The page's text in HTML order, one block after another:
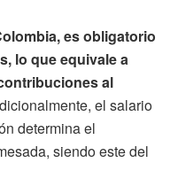
es obligatorio
lo que equivale a
al
el salario
determina el
siendo este del